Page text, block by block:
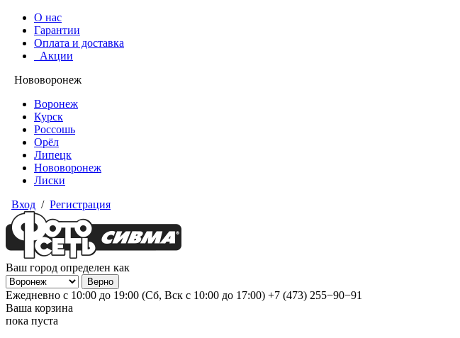
О нас
Гарантии
Оплата и доставка
Акции
Нововоронеж
Воронеж
Курск
Россошь
Орёл
Липецк
Нововоронеж
Лиски
Вход / Регистрация
Ваш город определен как
Ежедневно с 10:00 до 19:00 (Сб, Вск с 10:00 до 17:00) +7 (473) 255−90−91
Ваша корзина
пока пуста